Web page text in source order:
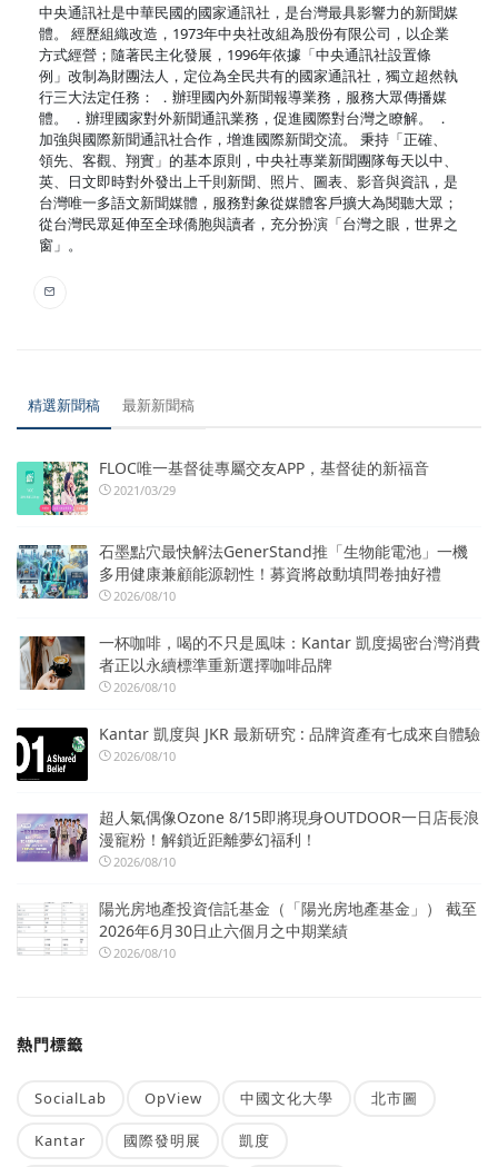
中央通訊社是中華民國的國家通訊社，是台灣最具影響力的新聞媒
體。 經歷組織改造，1973年中央社改組為股份有限公司，以企業
方式經營；隨著民主化發展，1996年依據「中央通訊社設置條
例」改制為財團法人，定位為全民共有的國家通訊社，獨立超然執
行三大法定任務： ．辦理國內外新聞報導業務，服務大眾傳播媒
體。 ．辦理國家對外新聞通訊業務，促進國際對台灣之瞭解。 ．
加強與國際新聞通訊社合作，增進國際新聞交流。 秉持「正確、
領先、客觀、翔實」的基本原則，中央社專業新聞團隊每天以中、
英、日文即時對外發出上千則新聞、照片、圖表、影音與資訊，是
台灣唯一多語文新聞媒體，服務對象從媒體客戶擴大為閱聽大眾；
從台灣民眾延伸至全球僑胞與讀者，充分扮演「台灣之眼，世界之
窗」。
精選新聞稿 最新新聞稿
FLOC唯一基督徒專屬交友APP，基督徒的新福音
2021/03/29
石墨點穴最快解法GenerStand推「生物能電池」一機
多用健康兼顧能源韌性！募資將啟動填問卷抽好禮
2026/08/10
一杯咖啡，喝的不只是風味：Kantar 凱度揭密台灣消費
者正以永續標準重新選擇咖啡品牌
2026/08/10
Kantar 凱度與 JKR 最新研究 : 品牌資產有七成來自體驗
2026/08/10
超人氣偶像Ozone 8/15即將現身OUTDOOR一日店長浪
漫寵粉！解鎖近距離夢幻福利！
2026/08/10
陽光房地產投資信託基金（「陽光房地產基金」） 截至
2026年6月30日止六個月之中期業績
2026/08/10
熱門標籤
SocialLab OpView 中國文化大學 北市圖
Kantar 國際發明展 凱度